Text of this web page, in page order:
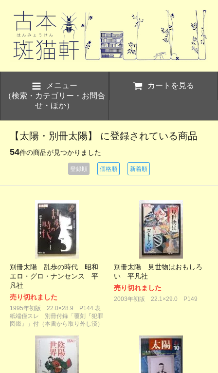
メニュー
（検索・カテゴリー・お問合
せ・ほか）
カートを見る
【太陽・別冊太陽】 に登録されている商品
54件の商品が見つかりました
登録順 価格順 新着順
別冊太陽 乱歩の時代 昭和
エロ・グロ・ナンセンス 平
凡社
売り切れました
1995年初版 22.0×28.9 P144 表
紙端僅スレ 別冊付録「覆刻『犯罪
図鑑』」付（本書から取り外し済）
別冊太陽 見世物はおもしろ
い 平凡社
売り切れました
2003年初版 22.1×29.0 P149